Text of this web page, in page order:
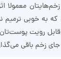
معمولا
که به خوبی ترمیم
رویت
زخم باقی